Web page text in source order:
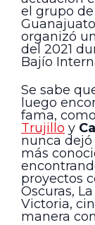
el grupo
organizó
del 2021
Bajío
Se sabe
luego
fama,
Trujillo y
nunca
más
proyectos
Oscuras,
Victoria,
manera